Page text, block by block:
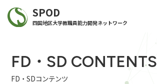
SPOD
四国地区大学教職員能力開発ネットワーク
FD・SD CONTENTS
FD・SDコンテンツ